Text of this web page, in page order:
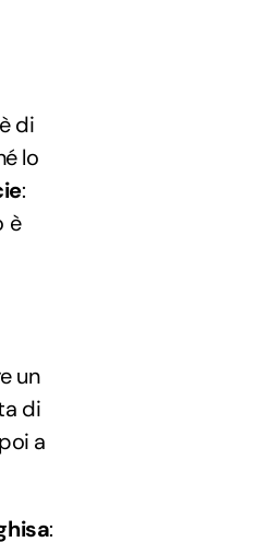
di
lo
:
è
un
di
a
: